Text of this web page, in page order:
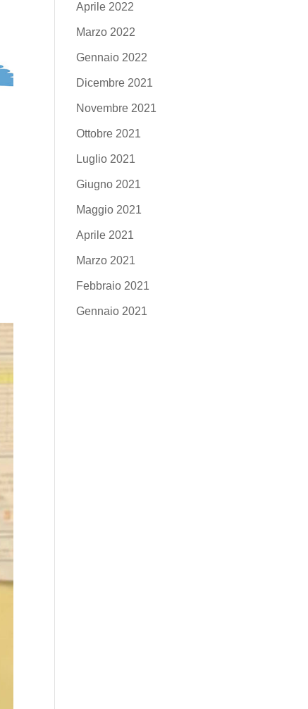
Aprile 2022
Marzo 2022
Gennaio 2022
Dicembre 2021
Novembre 2021
Ottobre 2021
Luglio 2021
Giugno 2021
Maggio 2021
Aprile 2021
Marzo 2021
Febbraio 2021
Gennaio 2021